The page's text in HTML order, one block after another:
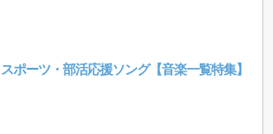
スポーツ・部活応援ソング【音楽一覧特集】